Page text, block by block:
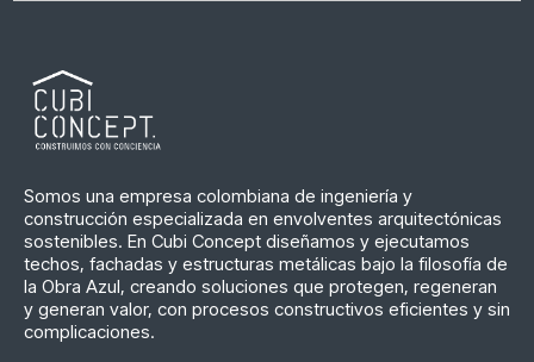
Somos una empresa colombiana de ingeniería y
construcción especializada en envolventes arquitectónicas
sostenibles. En Cubi Concept diseñamos y ejecutamos
techos, fachadas y estructuras metálicas bajo la filosofía de
la Obra Azul, creando soluciones que protegen, regeneran
y generan valor, con procesos constructivos eficientes y sin
complicaciones.